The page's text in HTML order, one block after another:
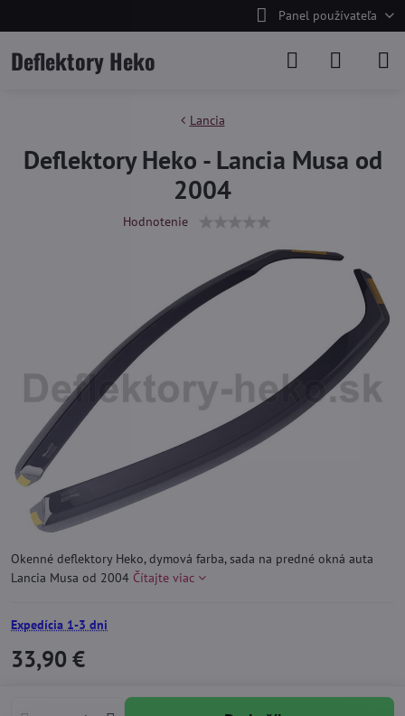
Panel používateľa
Deflektory Heko
Lancia
Deflektory Heko - Lancia Musa od
2004
Hodnotenie
Okenné deflektory Heko, dymová farba, sada na predné okná auta
Lancia Musa od 2004 Čítajte viac
Expedícia 1-3 dni
33,90 €